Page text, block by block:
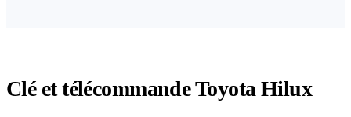
Clé et télécommande Toyota Hilux